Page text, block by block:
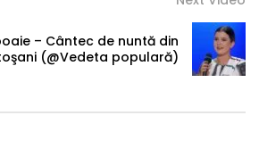
– Cântec de nuntă din
(@Vedeta populară)